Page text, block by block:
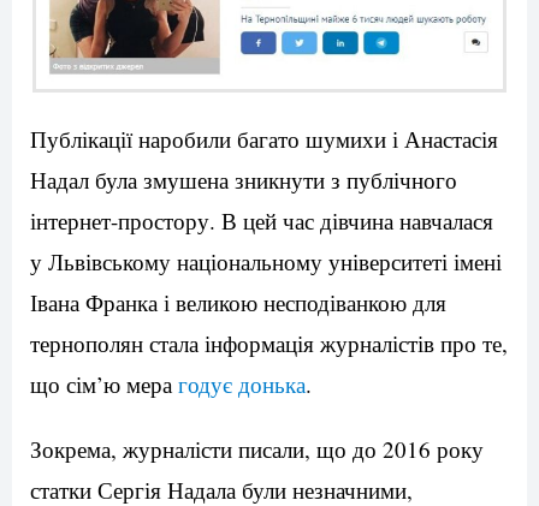
Публікації наробили багато шумихи і Анастасія
Надал була змушена зникнути з публічного
інтернет-простору. В цей час дівчина навчалася
у Львівському національному університеті імені
Івана Франка і великою несподіванкою для
тернополян стала інформація журналістів про те,
що сім’ю мера годує донька.
Зокрема, журналісти писали, що до 2016 року
статки Сергія Надала були незначними,